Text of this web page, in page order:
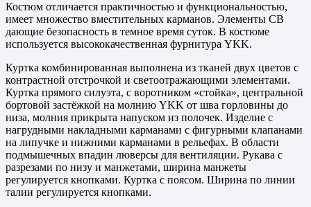
Костюм отличается практичностью и функциональностью,
имеет множество вместительных карманов. Элементы СВ
дающие безопасность в темное время суток. В костюме
используется высококачественная фурнитура YKK.
Куртка комбинированная выполнена из тканей двух цветов с
контрастной отстрочкой и светоотражающими элементами.
Куртка прямого силуэта, с воротником «стойка», центральной
бортовой застёжкой на молнию YKK от шва горловины до
низа, молния прикрыта напуском из полочек. Изделие с
нагрудными накладными карманами с фигурными клапанами
на липучке и нижними карманами в рельефах. В области
подмышечных впадин люверсы для вентиляции. Рукава с
разрезами по низу и манжетами, ширина манжеты
регулируется кнопками. Куртка с поясом. Ширина по линии
талии регулируется кнопками.